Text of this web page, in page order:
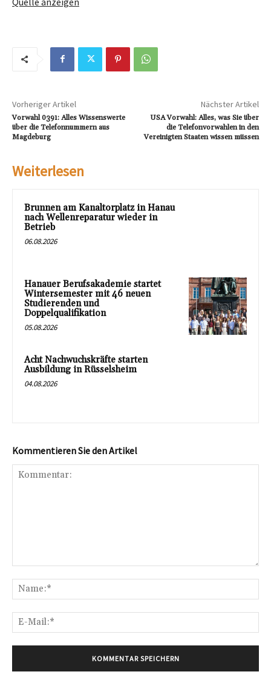
Vorheriger Artikel
Vorwahl 0391: Alles Wissenswerte
über die Telefonnummern aus
Magdeburg
Nächster Artikel
USA Vorwahl: Alles, was Sie über
die Telefonvorwahlen in den
Vereinigten Staaten wissen müssen
Weiterlesen
Brunnen am Kanaltorplatz in Hanau
nach Wellenreparatur wieder in
Betrieb
06.08.2026
Hanauer Berufsakademie startet
Wintersemester mit 46 neuen
Studierenden und
Doppelqualifikation
05.08.2026
Acht Nachwuchskräfte starten
Ausbildung in Rüsselsheim
04.08.2026
Kommentieren Sie den Artikel